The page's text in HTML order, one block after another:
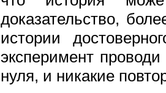
доказательство,
истории
эксперимент
нуля, и никакие